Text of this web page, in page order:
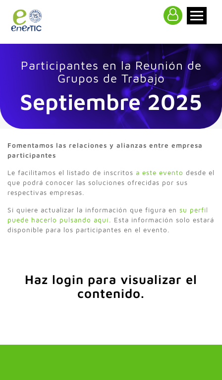
Participantes en la Reunión de
Grupos de Trabajo
Septiembre 2025
Fomentamos las relaciones y alianzas entre empresa
participantes
Le facilitamos el listado de inscritos a este evento desde el
que podrá conocer las soluciones ofrecidas por sus
respectivas empresas.
Si quiere actualizar la información que figura en su perfil
puede hacerlo pulsando aquí
. Esta información solo estará
disponible para los participantes en el evento.
Haz login para visualizar el
contenido.